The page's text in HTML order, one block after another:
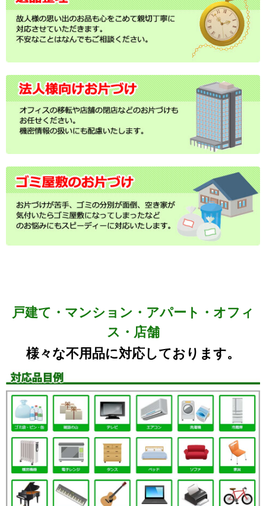
戸建て・マンション・アパート・オフィ
ス・店舗
様々な不用品に対応しております。